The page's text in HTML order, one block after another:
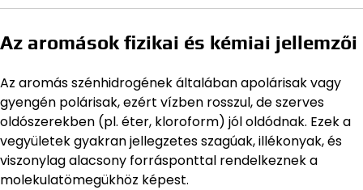
Az aromások fizikai és kémiai jellemzői
Az aromás szénhidrogének általában apolárisak vagy
gyengén polárisak, ezért vízben rosszul, de szerves
oldószerekben (pl. éter, kloroform) jól oldódnak. Ezek a
vegyületek gyakran jellegzetes szagúak, illékonyak, és
viszonylag alacsony forrásponttal rendelkeznek a
molekulatömegükhöz képest.